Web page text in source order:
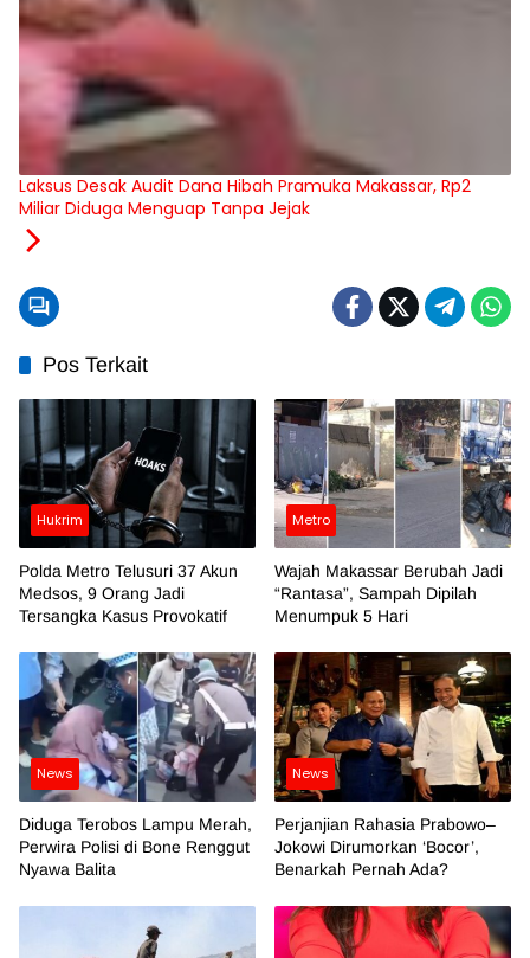
Laksus Desak Audit Dana Hibah Pramuka Makassar, Rp2
Miliar Diduga Menguap Tanpa Jejak
Pos Terkait
Hukrim
Polda Metro Telusuri 37 Akun
Medsos, 9 Orang Jadi
Tersangka Kasus Provokatif
Metro
Wajah Makassar Berubah Jadi
“Rantasa”, Sampah Dipilah
Menumpuk 5 Hari
News
Diduga Terobos Lampu Merah,
Perwira Polisi di Bone Renggut
Nyawa Balita
News
Perjanjian Rahasia Prabowo–
Jokowi Dirumorkan ‘Bocor’,
Benarkah Pernah Ada?